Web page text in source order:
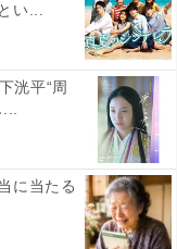
い...
洸平“周
に当たる